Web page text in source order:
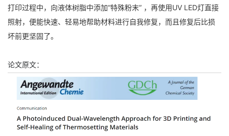
打印过程中，向液体树脂中添加“特殊粉末” ，再使用UV LED灯直接
照射，便能快速、轻易地帮助材料进行自我修复，而且修复后比损
坏前更坚固了。
论文原文：